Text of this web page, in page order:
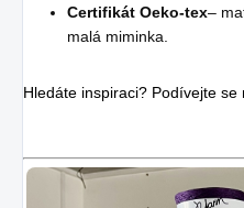
Certifikát Oeko-tex–
malá miminka.
Hledáte inspiraci? Podívejte se